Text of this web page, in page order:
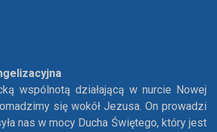
wspólnotą działającą w nurcie Nowej
się wokół Jezusa. On prowadzi
nas w mocy Ducha Świętego, który jest